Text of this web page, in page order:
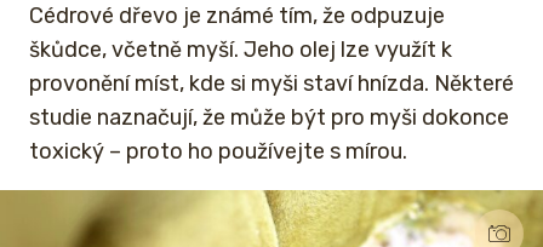
Cédrové dřevo je známé tím, že odpuzuje
škůdce, včetně myší. Jeho olej lze využít k
provonění míst, kde si myši staví hnízda. Některé
studie naznačují, že může být pro myši dokonce
toxický – proto ho používejte s mírou.